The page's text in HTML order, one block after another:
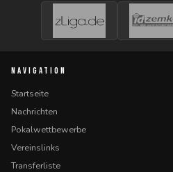
NAVIGATION
Startseite
Nachrichten
Pokalwettbewerbe
Vereinslinks
Transferliste